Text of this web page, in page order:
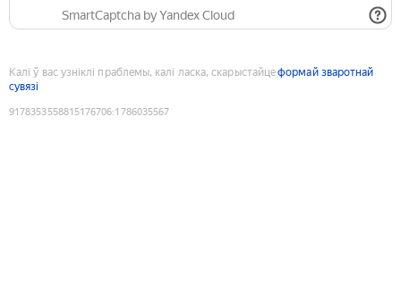
SmartCaptcha by Yandex Cloud
Калі ў вас узніклі праблемы, калі ласка, скарыстайцеформай зваротнай
сувязі
9178353558815176706:1786035567